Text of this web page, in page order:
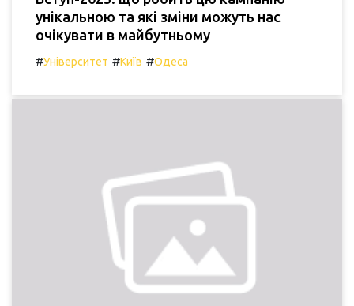
унікальною та які зміни можуть нас
очікувати в майбутньому
#Університет #Київ #Одеса